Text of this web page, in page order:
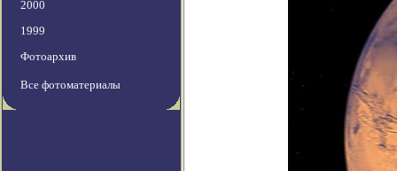
2000
1999
Фотоархив
Все фотоматериалы